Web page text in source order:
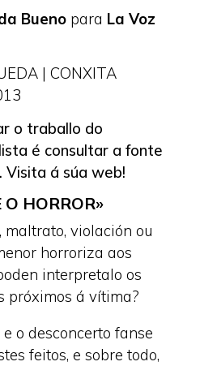
Buenopara La Voz
| CONXITA
o traballo do
é consultar a fonte
Visita á súa web!
HORROR»
maltrato, violación ou
horroriza aos
interpretalo os
próximos á vítima?
o desconcerto fanse
feitos, e sobre todo,